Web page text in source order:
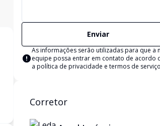
Enviar
As informações serão utilizadas para que a
equipe possa entrar em contato de acordo
a política de privacidade e termos de serviço
Corretor